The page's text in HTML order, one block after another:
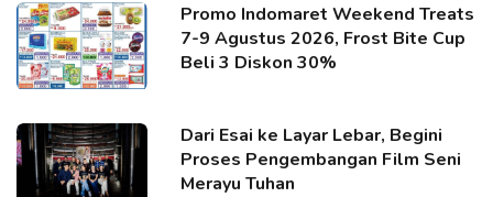
Promo Indomaret Weekend Treats
7-9 Agustus 2026, Frost Bite Cup
Beli 3 Diskon 30%
Dari Esai ke Layar Lebar, Begini
Proses Pengembangan Film Seni
Merayu Tuhan